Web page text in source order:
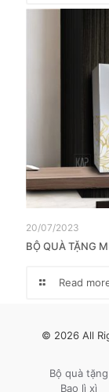
20/07/2023
BỘ QUÀ TẶNG
Read
© 2026 All
Bộ quà tặng
Bao lì xì